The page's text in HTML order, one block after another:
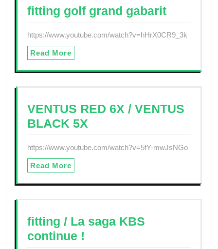
fitting golf grand gabarit
https://www.youtube.com/watch?v=hHrX0CR9_3k
Read More
VENTUS RED 6X / VENTUS
BLACK 5X
https://www.youtube.com/watch?v=5fY-mwJsNGo
Read More
fitting / La saga KBS
continue !